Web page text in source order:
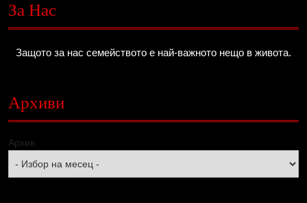
За Нас
Защото за нас семейството е най-важното нещо в живота.
Архиви
Архив